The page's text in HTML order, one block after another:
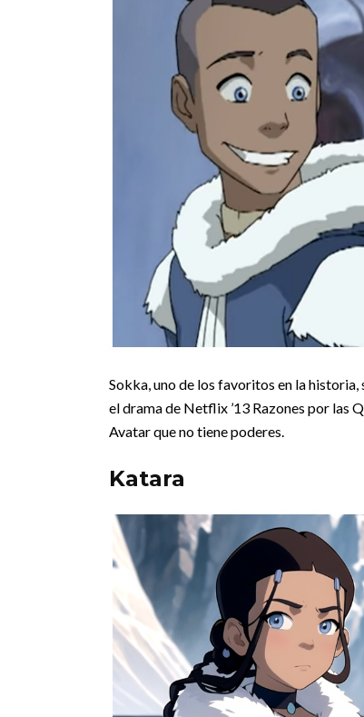
Sokka, uno de los favoritos en la
el drama de Netflix ’13 Razones por las
Avatar que no tiene poderes.
Katara